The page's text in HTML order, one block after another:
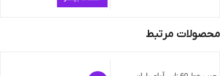
محصولات مرتبط